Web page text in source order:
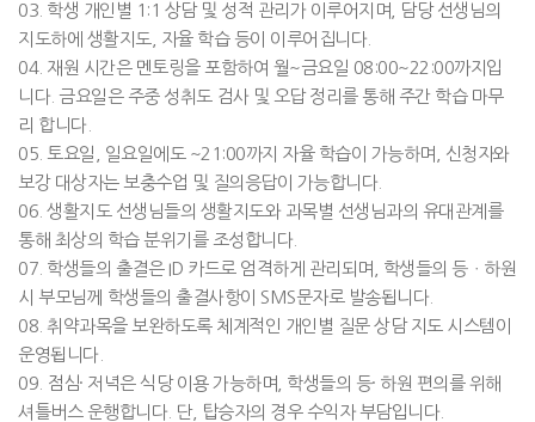
03. 학생 개인별 1:1 상담 및 성적 관리가 이루어지며, 담당 선생님의
지도하에 생활지도, 자율 학습 등이 이루어집니다.
04. 재원 시간은 멘토링을 포함하여 월~금요일 08:00~22:00까지입
니다. 금요일은 주중 성취도 검사 및 오답 정리를 통해 주간 학습 마무
리 합니다.
05. 토요일, 일요일에도 ~21:00까지 자율 학습이 가능하며, 신청자와
보강 대상자는 보충수업 및 질의응답이 가능합니다.
06. 생활지도 선생님들의 생활지도와 과목별 선생님과의 유대관계를
통해 최상의 학습 분위기를 조성합니다.
07. 학생들의 출결은 ID 카드로 엄격하게 관리되며, 학생들의 등ㆍ하원
시 부모님께 학생들의 출결사항이 SMS문자로 발송됩니다.
08. 취약과목을 보완하도록 체계적인 개인별 질문 상담 지도 시스템이
운영됩니다.
09. 점심· 저녁은 식당 이용 가능하며, 학생들의 등· 하원 편의를 위해
셔틀버스 운행합니다. 단, 탑승자의 경우 수익자 부담입니다.